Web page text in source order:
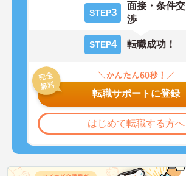
STEP3
面接・条件交
渉
STEP4 転職成功！
転職サポートに登録
はじめて転職する方へ